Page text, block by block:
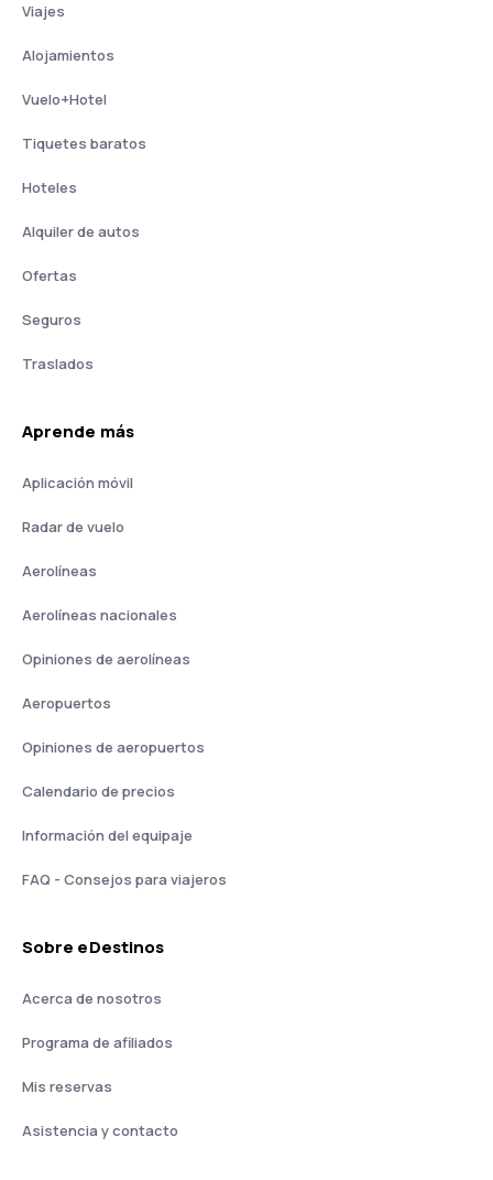
Viajes
Alojamientos
Vuelo+Hotel
Tiquetes baratos
Hoteles
Alquiler de autos
Ofertas
Seguros
Traslados
Aprende más
Aplicación móvil
Radar de vuelo
Aerolíneas
Aerolíneas nacionales
Opiniones de aerolíneas
Aeropuertos
Opiniones de aeropuertos
Calendario de precios
Información del equipaje
FAQ - Consejos para viajeros
Sobre eDestinos
Acerca de nosotros
Programa de afiliados
Mis reservas
Asistencia y contacto